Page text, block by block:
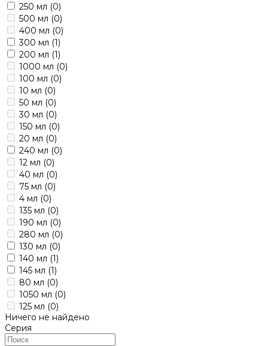
250 мл (0)
500 мл (0)
400 мл (0)
300 мл (1)
200 мл (1)
1000 мл (0)
100 мл (0)
10 мл (0)
50 мл (0)
30 мл (0)
150 мл (0)
20 мл (0)
240 мл (0)
12 мл (0)
40 мл (0)
75 мл (0)
4 мл (0)
135 мл (0)
190 мл (0)
280 мл (0)
130 мл (0)
140 мл (1)
145 мл (1)
80 мл (0)
1050 мл (0)
125 мл (0)
Ничего не найдено
Серия